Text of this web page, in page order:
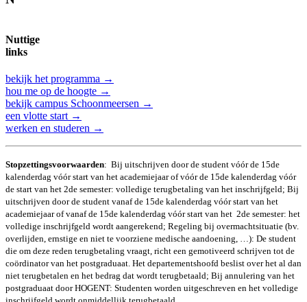
Nuttige
links
bekijk het programma →
hou me op de hoogte →
bekijk campus Schoonmeersen →
een vlotte start →
werken en studeren →
Stopzettings­voorwaarden: Bij uitschrijven door de student vóór de 15de
kalenderdag vóór start van het academiejaar of vóór de 15de kalenderdag vóór
de start van het 2de semester: volledige terugbetaling van het inschrijfgeld; Bij
uitschrijven door de student vanaf de 15de kalenderdag vóór start van het
academiejaar of vanaf de 15de kalenderdag vóór start van het 2de semester: het
volledige inschrijfgeld wordt aangerekend; Regeling bij overmachtsituatie (bv.
overlijden, ernstige en niet te voorziene medische aandoening, …): De student
die om deze reden terugbetaling vraagt, richt een gemotiveerd schrijven tot de
coördinator van het postgraduaat. Het departementshoofd beslist over het al dan
niet terugbetalen en het bedrag dat wordt terugbetaald; Bij annulering van het
postgraduaat door HOGENT: Studenten worden uitgeschreven en het volledige